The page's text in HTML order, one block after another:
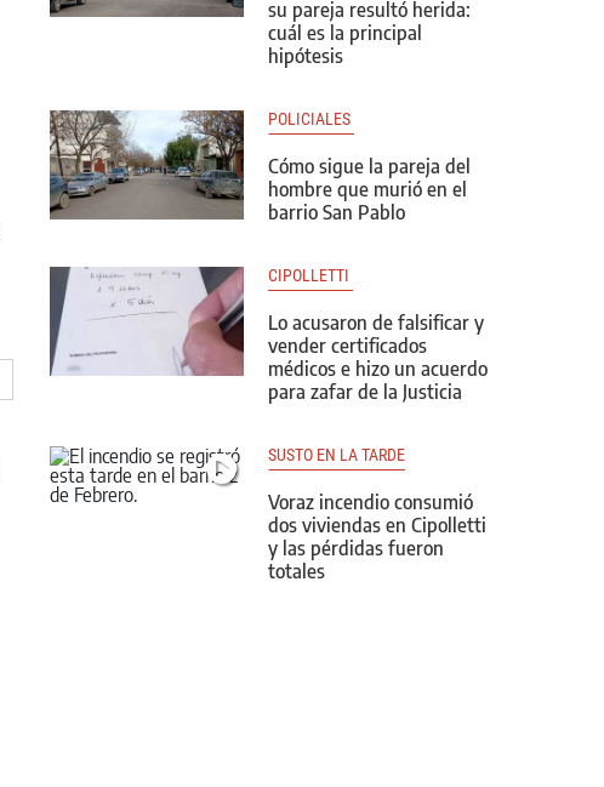
su pareja resultó herida:
cuál es la principal
hipótesis
POLICIALES
Cómo sigue la pareja del
hombre que murió en el
barrio San Pablo
CIPOLLETTI
Lo acusaron de falsificar y
vender certificados
médicos e hizo un acuerdo
para zafar de la Justicia
SUSTO EN LA TARDE
Voraz incendio consumió
dos viviendas en Cipolletti
y las pérdidas fueron
totales